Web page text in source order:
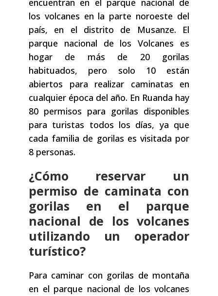
encuentran en el parque nacional de
los volcanes en la parte noroeste del
país, en el distrito de Musanze. El
parque nacional de los Volcanes es
hogar de más de 20 gorilas
habituados, pero solo 10 están
abiertos para realizar caminatas en
cualquier época del año. En Ruanda hay
80 permisos para gorilas disponibles
para turistas todos los días, ya que
cada familia de gorilas es visitada por
8 personas.
¿Cómo reservar un
permiso de caminata con
gorilas en el parque
nacional de los volcanes
utilizando un operador
turístico?
Para caminar con gorilas de montaña
en el parque nacional de los volcanes